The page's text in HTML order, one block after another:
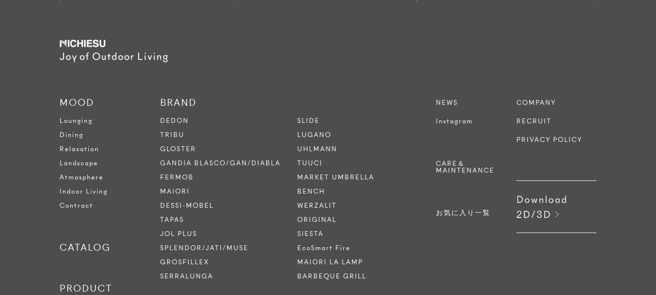
MOOD
Lounging
Dining
Relaxation
Landscape
Atmosphere
Indoor Living
Contract
CATALOG
PRODUCT
BRAND
DEDON
TRIBU
GLOSTER
GANDIA BLASCO/GAN/DIABLA
FERMOB
MAIORI
DESSI-MOBEL
TAPAS
JOL PLUS
SPLENDOR/JATI/MUSE
GROSFILLEX
SERRALUNGA
SLIDE
LUGANO
UHLMANN
TUUCI
MARKET UMBRELLA
BENCH
WERZALIT
ORIGINAL
SIESTA
EcoSmart Fire
MAIORI LA LAMP
BARBEQUE GRILL
NEWS
Instagram
CARE＆
MAINTENANCE
お気に入り一覧
COMPANY
RECRUIT
PRIVACY POLICY